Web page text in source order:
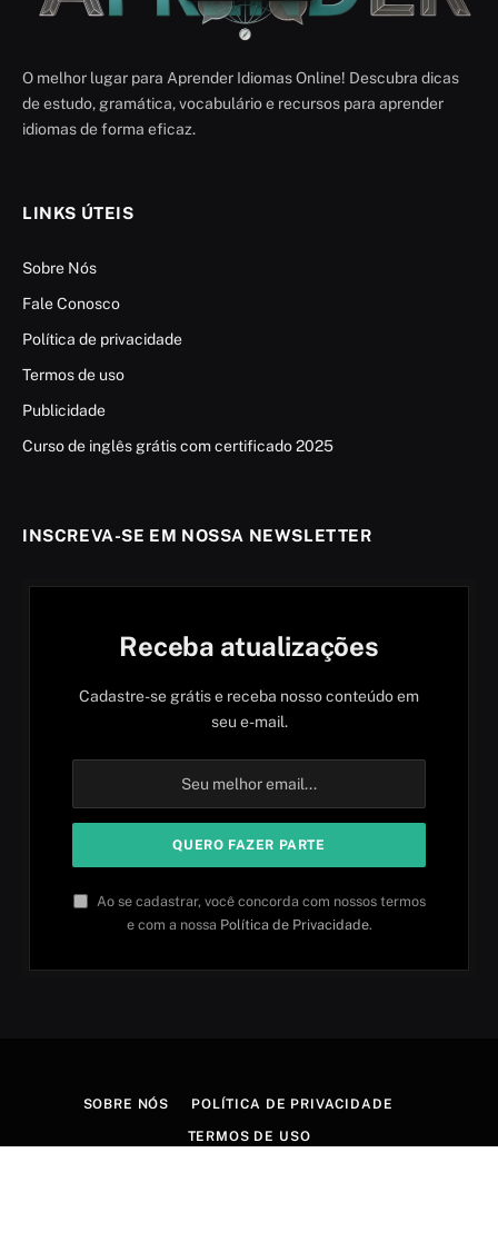
O melhor lugar para Aprender Idiomas Online! Descubra dicas
de estudo, gramática, vocabulário e recursos para aprender
idiomas de forma eficaz.
LINKS ÚTEIS
Sobre Nós
Fale Conosco
Política de privacidade
Termos de uso
Publicidade
Curso de inglês grátis com certificado 2025
INSCREVA-SE EM NOSSA NEWSLETTER
Receba atualizações
Cadastre-se grátis e receba nosso conteúdo em
seu e-mail.
Ao se cadastrar, você concorda com nossos termos
e com a nossa Política de Privacidade.
SOBRE NÓS POLÍTICA DE PRIVACIDADE
TERMOS DE USO